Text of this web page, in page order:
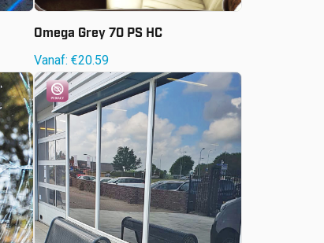
Omega Grey 70 PS HC
Vanaf: €20.59
Vanaf:€55.20